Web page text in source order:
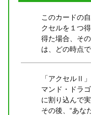
このカードの
クセルを１つ
得た場合、そ
は、どの時点
「アクセルⅡ
マンド・ドラ
に割り込んで
その後、“あな